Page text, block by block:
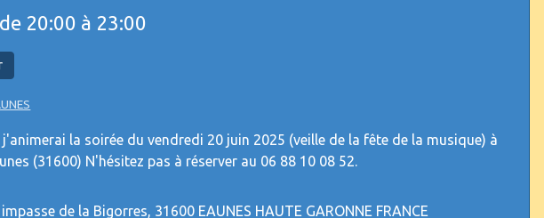
de 20:00 à 23:00
la soirée du vendredi 20 juin 2025 (veille de la fête de la musique) à
(31600) N'hésitez pas à réserver au 06 88 10 08 52.
de la Bigorres, 31600 EAUNES HAUTE GARONNE FRANCE